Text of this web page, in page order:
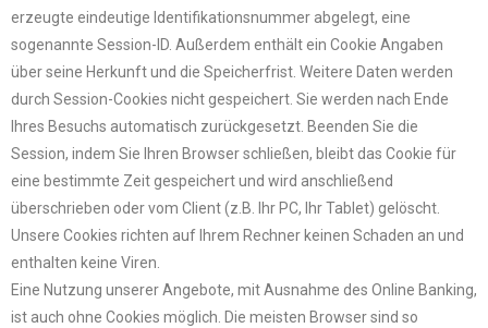
erzeugte eindeutige Identifikationsnummer abgelegt, eine
sogenannte Session-ID. Außerdem enthält ein Cookie Angaben
über seine Herkunft und die Speicherfrist. Weitere Daten werden
durch Session-Cookies nicht gespeichert. Sie werden nach Ende
Ihres Besuchs automatisch zurückgesetzt. Beenden Sie die
Session, indem Sie Ihren Browser schließen, bleibt das Cookie für
eine bestimmte Zeit gespeichert und wird anschließend
überschrieben oder vom Client (z.B. Ihr PC, Ihr Tablet) gelöscht.
Unsere Cookies richten auf Ihrem Rechner keinen Schaden an und
enthalten keine Viren.
Eine Nutzung unserer Angebote, mit Ausnahme des Online Banking,
ist auch ohne Cookies möglich. Die meisten Browser sind so